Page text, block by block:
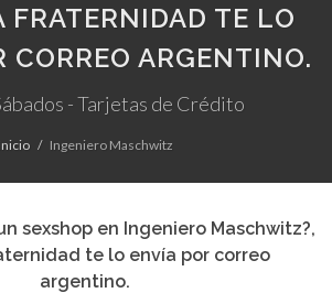
FRATERNIDAD TE LO
CORREO ARGENTINO.
- Tarjetas de Crédito
Inicio Ingeniero Maschwitz
sexshop en Ingeniero Maschwitz?,
te lo envía por correo
argentino.